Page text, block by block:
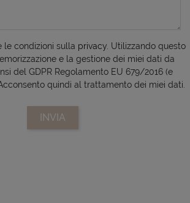
le condizioni sulla privacy . Utilizzando questo
e la gestione dei miei dati da
del GDPR Regolamento EU 679/2016 (e
quindi al trattamento dei miei dati.